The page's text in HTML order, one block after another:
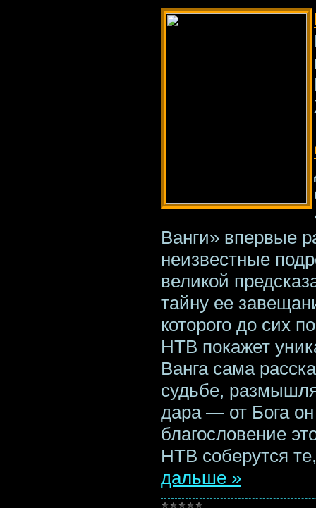
Ванги» впервые
неизвестные
великой
тайну ее
которого до сих
НТВ покажет
Ванга сама
судьбе,
дара — от Бога
благословение
НТВ соберутся
дальше »